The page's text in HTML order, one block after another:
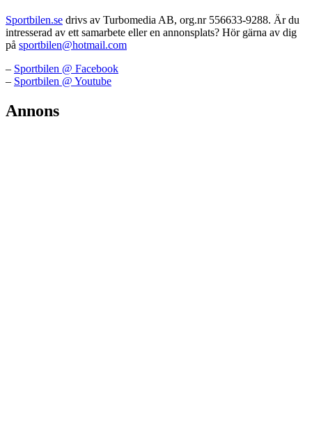
Sportbilen.se drivs av Turbomedia AB, org.nr 556633-9288. Är du
intresserad av ett samarbete eller en annonsplats? Hör gärna av dig
på sportbilen@hotmail.com
– Sportbilen @ Facebook
– Sportbilen @ Youtube
Annons